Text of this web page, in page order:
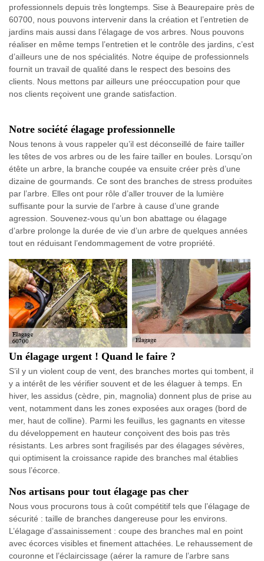
professionnels depuis très longtemps. Sise à Beaurepaire près de
60700, nous pouvons intervenir dans la création et l’entretien de
jardins mais aussi dans l’élagage de vos arbres. Nous pouvons
réaliser en même temps l’entretien et le contrôle des jardins, c’est
d’ailleurs une de nos spécialités. Notre équipe de professionnels
fournit un travail de qualité dans le respect des besoins des
clients. Nous mettons par ailleurs une préoccupation pour que
nos clients reçoivent une grande satisfaction.
Notre société élagage professionnelle
Nous tenons à vous rappeler qu’il est déconseillé de faire tailler
les têtes de vos arbres ou de les faire tailler en boules. Lorsqu’on
étête un arbre, la branche coupée va ensuite créer près d’une
dizaine de gourmands. Ce sont des branches de stress produites
par l’arbre. Elles ont pour rôle d’aller trouver de la lumière
suffisante pour la survie de l’arbre à cause d’une grande
agression. Souvenez-vous qu’un bon abattage ou élagage
d’arbre prolonge la durée de vie d’un arbre de quelques années
tout en réduisant l’endommagement de votre propriété.
Un élagage urgent ! Quand le faire ?
S’il y un violent coup de vent, des branches mortes qui tombent, il
y a intérêt de les vérifier souvent et de les élaguer à temps. En
hiver, les assidus (cèdre, pin, magnolia) donnent plus de prise au
vent, notamment dans les zones exposées aux orages (bord de
mer, haut de colline). Parmi les feuillus, les gagnants en vitesse
du développement en hauteur conçoivent des bois pas très
résistants. Les arbres sont fragilisés par des élagages sévères,
qui optimisent la croissance rapide des branches mal établies
sous l’écorce.
Nos artisans pour tout élagage pas cher
Nous vous procurons tous à coût compétitif tels que l’élagage de
sécurité : taille de branches dangereuse pour les environs.
L’élagage d’assainissement : coupe des branches mal en point
avec écorces visibles et finement attachées. Le rehaussement de
couronne et l’éclaircissage (aérer la ramure de l’arbre sans